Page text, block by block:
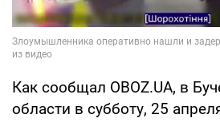
Как сообщал OBOZ.UA, в
области в субботу, 25